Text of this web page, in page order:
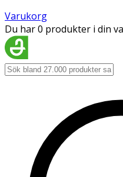
Varukorg
Du har 0 produkter i din